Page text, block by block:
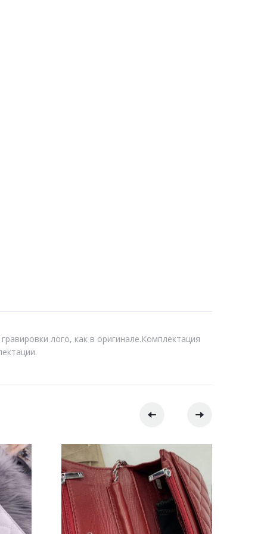
лого, как в оригинале.Комплектация